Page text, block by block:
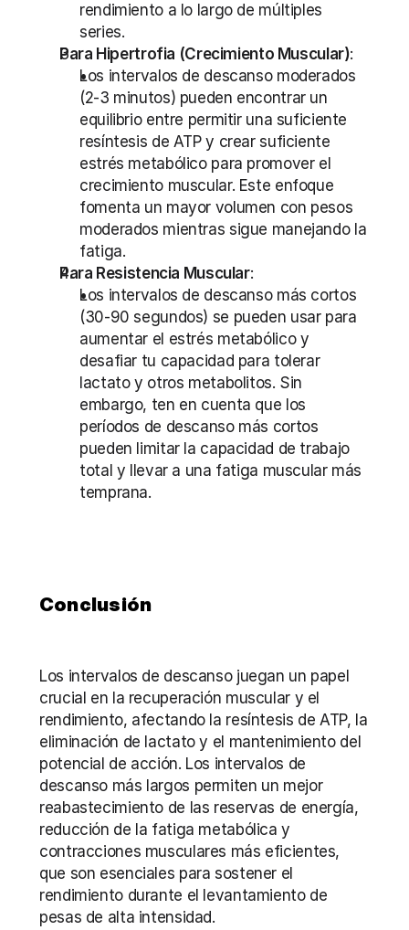
rendimiento a lo largo de múltiples
series.
Para Hipertrofia (Crecimiento Muscular):
Los intervalos de descanso moderados
(2-3 minutos) pueden encontrar un
equilibrio entre permitir una suficiente
resíntesis de ATP y crear suficiente
estrés metabólico para promover el
crecimiento muscular. Este enfoque
fomenta un mayor volumen con pesos
moderados mientras sigue manejando la
fatiga.
Para Resistencia Muscular:
Los intervalos de descanso más cortos
(30-90 segundos) se pueden usar para
aumentar el estrés metabólico y
desafiar tu capacidad para tolerar
lactato y otros metabolitos. Sin
embargo, ten en cuenta que los
períodos de descanso más cortos
pueden limitar la capacidad de trabajo
total y llevar a una fatiga muscular más
temprana.
Conclusión
Los intervalos de descanso juegan un papel
crucial en la recuperación muscular y el
rendimiento, afectando la resíntesis de ATP, la
eliminación de lactato y el mantenimiento del
potencial de acción. Los intervalos de
descanso más largos permiten un mejor
reabastecimiento de las reservas de energía,
reducción de la fatiga metabólica y
contracciones musculares más eficientes,
que son esenciales para sostener el
rendimiento durante el levantamiento de
pesas de alta intensidad.